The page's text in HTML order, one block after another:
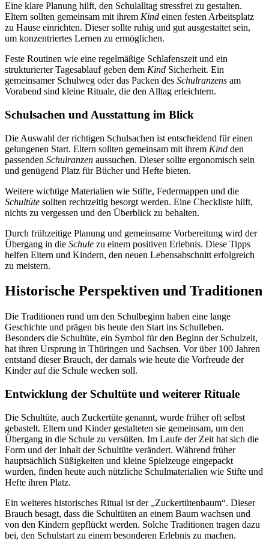
Eine klare Planung hilft, den Schulalltag stressfrei zu gestalten.
Eltern sollten gemeinsam mit ihrem Kind einen festen Arbeitsplatz
zu Hause einrichten. Dieser sollte ruhig und gut ausgestattet sein,
um konzentriertes Lernen zu ermöglichen.
Feste Routinen wie eine regelmäßige Schlafenszeit und ein
strukturierter Tagesablauf geben dem Kind Sicherheit. Ein
gemeinsamer Schulweg oder das Packen des Schulranzens am
Vorabend sind kleine Rituale, die den Alltag erleichtern.
Schulsachen und Ausstattung im Blick
Die Auswahl der richtigen Schulsachen ist entscheidend für einen
gelungenen Start. Eltern sollten gemeinsam mit ihrem Kind den
passenden Schulranzen aussuchen. Dieser sollte ergonomisch sein
und genügend Platz für Bücher und Hefte bieten.
Weitere wichtige Materialien wie Stifte, Federmappen und die
Schultüte sollten rechtzeitig besorgt werden. Eine Checkliste hilft,
nichts zu vergessen und den Überblick zu behalten.
Durch frühzeitige Planung und gemeinsame Vorbereitung wird der
Übergang in die Schule zu einem positiven Erlebnis. Diese Tipps
helfen Eltern und Kindern, den neuen Lebensabschnitt erfolgreich
zu meistern.
Historische Perspektiven und Traditionen
Die Traditionen rund um den Schulbeginn haben eine lange
Geschichte und prägen bis heute den Start ins Schulleben.
Besonders die Schultüte, ein Symbol für den Beginn der Schulzeit,
hat ihren Ursprung in Thüringen und Sachsen. Vor über 100 Jahren
entstand dieser Brauch, der damals wie heute die Vorfreude der
Kinder auf die Schule wecken soll.
Entwicklung der Schultüte und weiterer Rituale
Die Schultüte, auch Zuckertüte genannt, wurde früher oft selbst
gebastelt. Eltern und Kinder gestalteten sie gemeinsam, um den
Übergang in die Schule zu versüßen. Im Laufe der Zeit hat sich die
Form und der Inhalt der Schultüte verändert. Während früher
hauptsächlich Süßigkeiten und kleine Spielzeuge eingepackt
wurden, finden heute auch nützliche Schulmaterialien wie Stifte und
Hefte ihren Platz.
Ein weiteres historisches Ritual ist der „Zuckertütenbaum“. Dieser
Brauch besagt, dass die Schultüten an einem Baum wachsen und
von den Kindern gepflückt werden. Solche Traditionen tragen dazu
bei, den Schulstart zu einem besonderen Erlebnis zu machen.